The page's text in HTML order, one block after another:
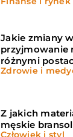
Jakie zmiany
przyjmowanie
różnymi
Zdrowie i
Z jakich
męskie
Człowiek i styl